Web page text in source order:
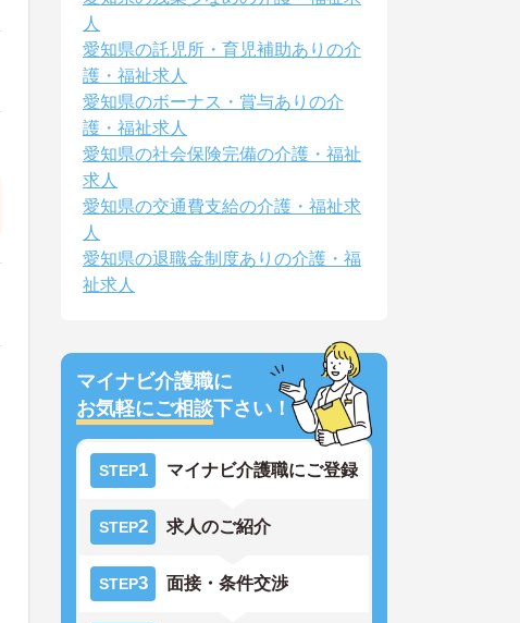
人
愛知県の託児所・育児補助ありの介
護・福祉求人
愛知県のボーナス・賞与ありの介
護・福祉求人
愛知県の社会保険完備の介護・福祉
求人
愛知県の交通費支給の介護・福祉求
人
愛知県の退職金制度ありの介護・福
祉求人
マイナビ介護職に
お気軽にご相談下さい！
STEP1 マイナビ介護職にご登録
STEP2 求人のご紹介
STEP3 面接・条件交渉